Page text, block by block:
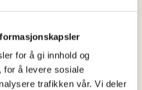
for å gi innhold og
for å levere sosiale
trafikken vår. Vi deler
2026